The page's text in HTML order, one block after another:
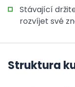
Stávající
rozvíjet své
Struktura